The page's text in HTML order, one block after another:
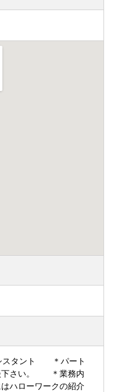
スタント ＊パート
下さい。 ＊業務内
ハローワークの紹介